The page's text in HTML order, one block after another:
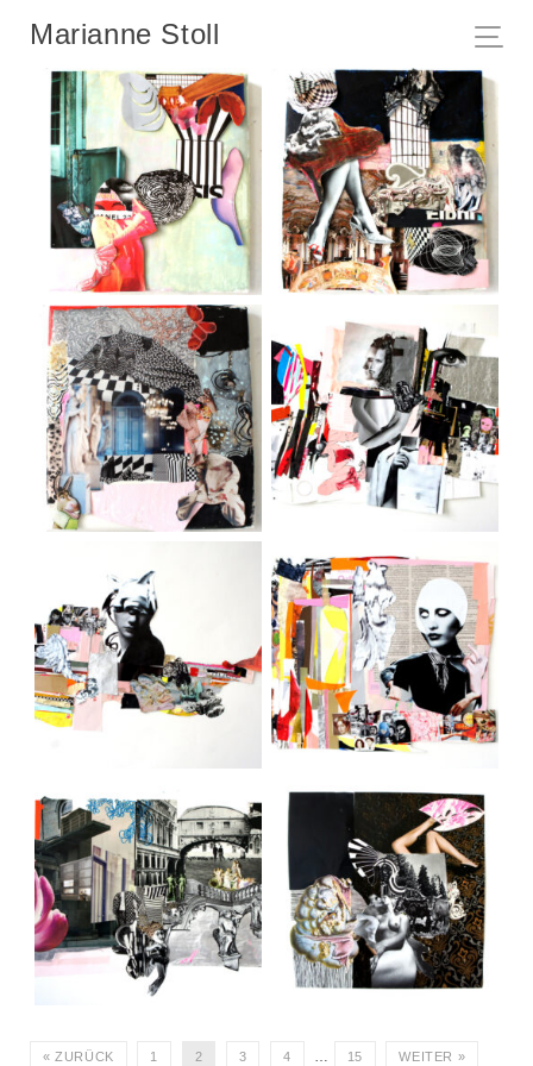
Marianne Stoll
oT III, 2025 oT IV, 2025
oT V, 2025 oT, 2025
oT, 2025
oT, 2024 oT, 2024
« ZURÜCK 1 2 3 4 … 15 WEITER »